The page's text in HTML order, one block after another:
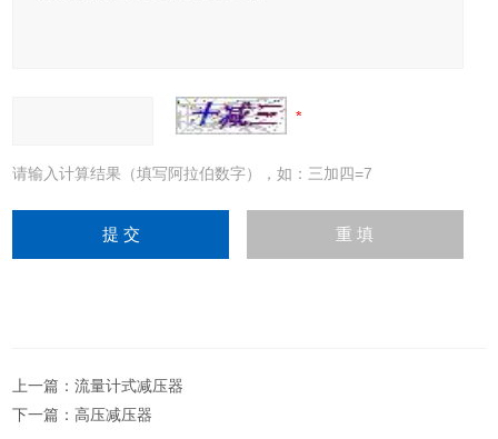
请输入计算结果（填写阿拉伯数字），如：三加四=7
上一篇：流量计式减压器
下一篇：高压减压器